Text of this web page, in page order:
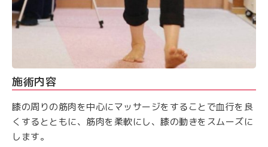
施術内容
膝の周りの筋肉を中心にマッサージをすることで血行を良
くするとともに、筋肉を柔軟にし、膝の動きをスムーズに
します。